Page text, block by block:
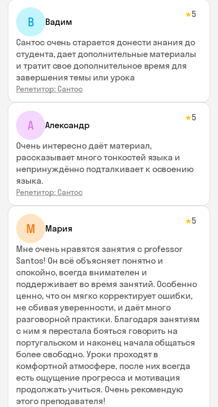
В Вадим
★5
Сантос очень старается донести знания до
студента, дает дополнительные материалы
и тратит свое дополнительное время для
завершения темы или урока
Репетитор: Сантос
А Александр
★5
Очень интересно даёт материал,
рассказывает много тонкостей языка и
непринуждённо подталкивает к освоению
языка.
Репетитор: Сантос
М Мария
★5
Мне очень нравятся занятия с professor
Santos! Он всё объясняет понятно и
спокойно, всегда внимателен и
поддерживает во время занятий. Особенно
ценно, что он мягко корректирует ошибки,
не сбивая уверенности, и даёт много
разговорной практики. Благодаря занятиям
с ним я перестала бояться говорить на
португальском и наконец начала общаться
более свободно. Уроки проходят в
комфортной атмосфере, после них всегда
есть ощущение прогресса и мотивация
продолжать учиться. Очень рекомендую
этого преподавателя!